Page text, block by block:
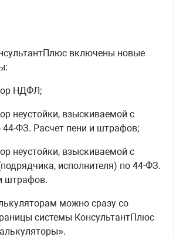
включены новые
НДФЛ;
неустойки, взыскиваемой с
44-ФЗ. Расчет пени и штрафов;
неустойки, взыскиваемой с
исполнителя) по 44-ФЗ.
штрафов.
можно сразу со
системы КонсультантПлюс